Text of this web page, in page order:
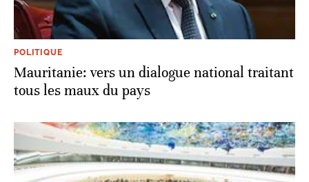
POLITIQUE
Mauritanie: vers un dialogue national traitant
tous les maux du pays